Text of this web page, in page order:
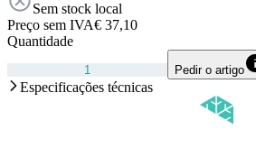
Sem stock local
Preço sem IVA€ 37,10
Quantidade
Pedir o artigo
Especificações técnicas